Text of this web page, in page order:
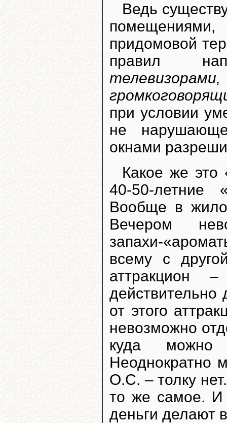
Ведь
придомовой
правил
при условии
не
окнами
Какое же это
40-50-летние
Вообще в
Вечером
запахи-
всему с
аттракцион
действительно
от этого
невозможно
куда можно
Неоднократно
О.С. – толку
то же самое. И
деньги делают